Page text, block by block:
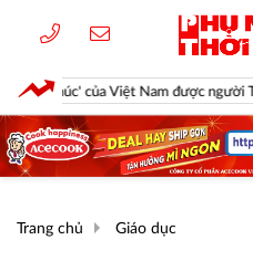
Nam được người Trung Quốc, Nhật
Trang chủ Giáo dục